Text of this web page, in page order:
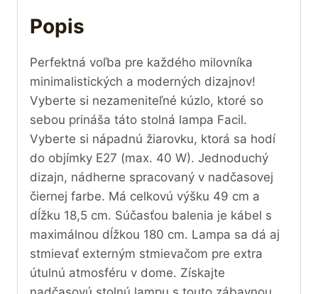
Popis
Perfektná voľba pre každého milovníka
minimalistických a moderných dizajnov!
Vyberte si nezameniteľné kúzlo, ktoré so
sebou prináša táto stolná lampa Facil.
Vyberte si nápadnú žiarovku, ktorá sa hodí
do objímky E27 (max. 40 W). Jednoduchý
dizajn, nádherne spracovaný v nadčasovej
čiernej farbe. Má celkovú výšku 49 cm a
dĺžku 18,5 cm. Súčasťou balenia je kábel s
maximálnou dĺžkou 180 cm. Lampa sa dá aj
stmievať externým stmievačom pre extra
útulnú atmosféru v dome. Získajte